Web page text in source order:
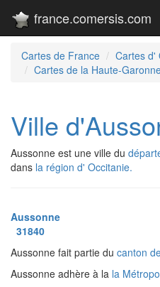
france.comersis.com
Cartes de France
Cartes d'
Cartes de la Haute-
Ville
Aussonne est une ville du
dans la région d' Occitanie.
Aussonne
31840
Aussonne fait partie du canton
Aussonne adhère à la la